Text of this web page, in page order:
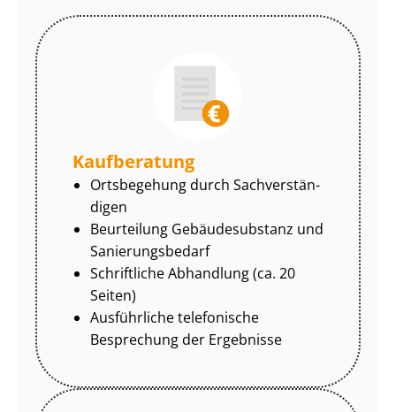
Kaufberatung
Ortsbegehung durch Sach­ver­stän­
di­gen
Beurteilung Gebäudesubstanz und
Sa­nie­rungs­be­darf
Schriftliche Abhandlung (ca. 20
Seiten)
Ausführliche telefonische
Besprechung der Ergebnisse